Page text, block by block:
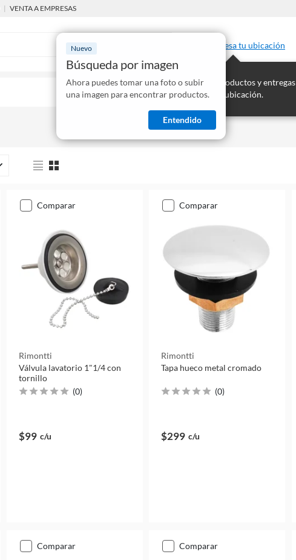
| VENTA A EMPRESAS
Nuevo
Búsqueda por imagen
Ahora puedes tomar una foto o subir
una imagen para encontrar productos.
Entendido
Ingresa tu ubicación
Mostraremos los productos y entregas
disponibles para tu ubicación.
comparar
Rimontti
Válvula lavatorio 1"1/4 con
tornillo
(0)
$99 c/u
comparar
Rimontti
Tapa hueco metal cromado
(0)
$299 c/u
comparar comparar